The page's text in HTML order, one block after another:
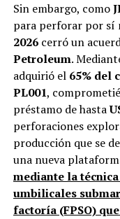
Sin embargo, como
para perforar por sí
2026cerró un
Petroleum.
adquirió el 65% del
PL001,
préstamo de hasta
perforaciones
producción que se
una nueva
mediante la
umbilicales
factoría (FPSO)